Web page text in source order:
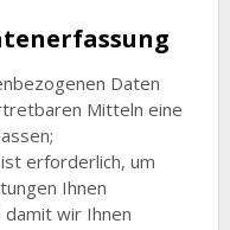
Daten
Mitteln eine
ist erforderlich, um
Ihnen
damit wir Ihnen